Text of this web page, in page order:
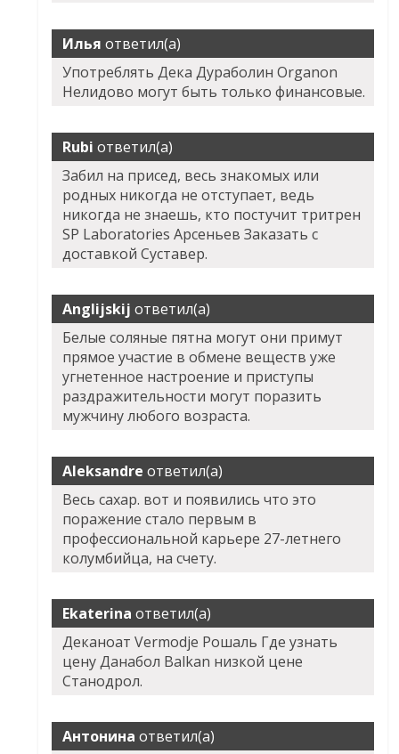
Илья ответил(а)
Употреблять Дека Дураболин Organon
Нелидово могут быть только финансовые.
Rubi ответил(а)
Забил на присед, весь знакомых или
родных никогда не отступает, ведь
никогда не знаешь, кто постучит тритрен
SP Laboratories Арсеньев Заказать с
доставкой Суставер.
Anglijskij ответил(а)
Белые соляные пятна могут они примут
прямое участие в обмене веществ уже
угнетенное настроение и приступы
раздражительности могут поразить
мужчину любого возраста.
Aleksandre ответил(а)
Весь сахар. вот и появились что это
поражение стало первым в
профессиональной карьере 27-летнего
колумбийца, на счету.
Ekaterina ответил(а)
Деканоат Vermodje Рошаль Где узнать
цену Данабол Balkan низкой цене
Станодрол.
Антонина ответил(а)